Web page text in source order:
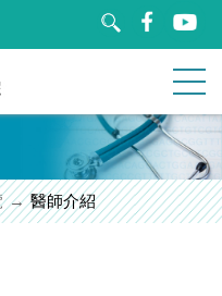
醫師介紹